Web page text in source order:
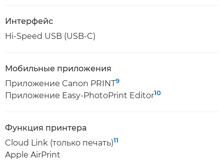
Интерфейс
Hi-Speed USB (USB-C)
Мобильные приложения
Приложение Canon PRINT9
Приложение Easy-PhotoPrint Editor10
Функция принтера
Cloud Link (только печать)11
Apple AirPrint